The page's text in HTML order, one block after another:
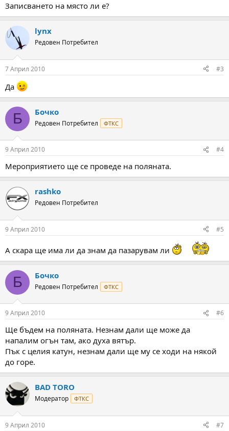
Записването на място ли е?
lynx
Редовен Потребител
7 Април 2010 #3
Да
Б Бочко
Редовен Потребител ФТКС
9 Април 2010 #4
Мероприятието ще се проведе на поляната.
rashko
Редовен Потребител
9 Април 2010 #5
А скара ще има ли да знам да пазарувам ли
Б Бочко
Редовен Потребител ФТКС
9 Април 2010 #6
Ще бъдем на поляната. Незнам дали ще може да
напалим огън там, ако духа вятър.
Пък с целия катун, незнам дали ще му се ходи на някой
до горе.
BAD TORO
Модератор ФТКС
9 Април 2010 #7